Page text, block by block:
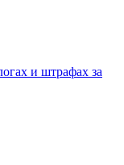
и штрафах за